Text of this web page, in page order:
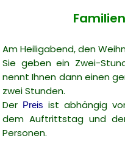
Am Heiligabend, den
Sie geben ein Zwei-
nennt Ihnen dann einen
zwei Stunden.
Der Preis ist abhängig
dem Auftrittstag und
Personen.